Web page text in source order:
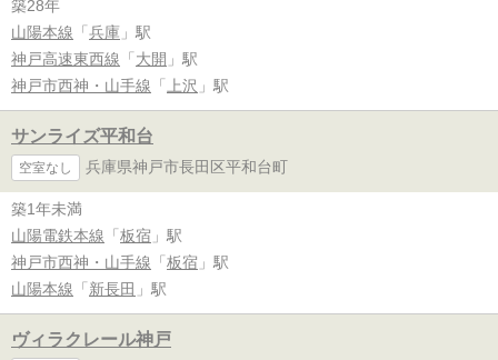
築28年
山陽本線 「 兵庫 」駅
神戸高速東西線 「 大開 」駅
神戸市西神・山手線 「 上沢 」駅
サンライズ平和台
空室なし 兵庫県神戸市長田区平和台町
築1年未満
山陽電鉄本線 「 板宿 」駅
神戸市西神・山手線 「 板宿 」駅
山陽本線 「 新長田 」駅
ヴィラクレール神戸